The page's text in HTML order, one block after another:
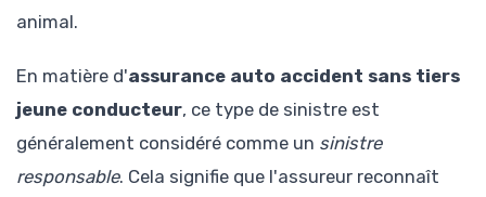
animal.
En matière d'assurance auto accident sans tiers
jeune conducteur, ce type de sinistre est
généralement considéré comme un sinistre
responsable. Cela signifie que l'assureur reconnaît